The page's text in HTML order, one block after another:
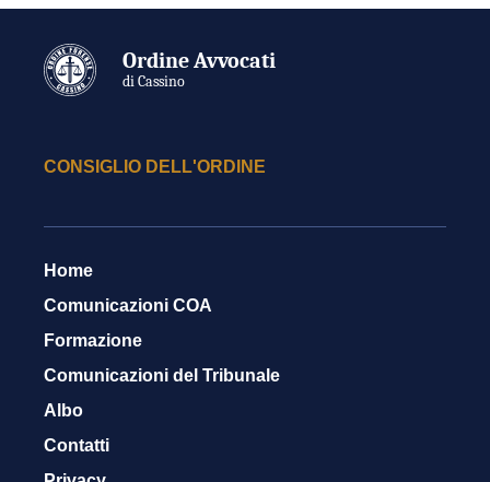
Ordine Avvocati
di Cassino
CONSIGLIO DELL'ORDINE
Home
Comunicazioni COA
Formazione
Comunicazioni del Tribunale
Albo
Contatti